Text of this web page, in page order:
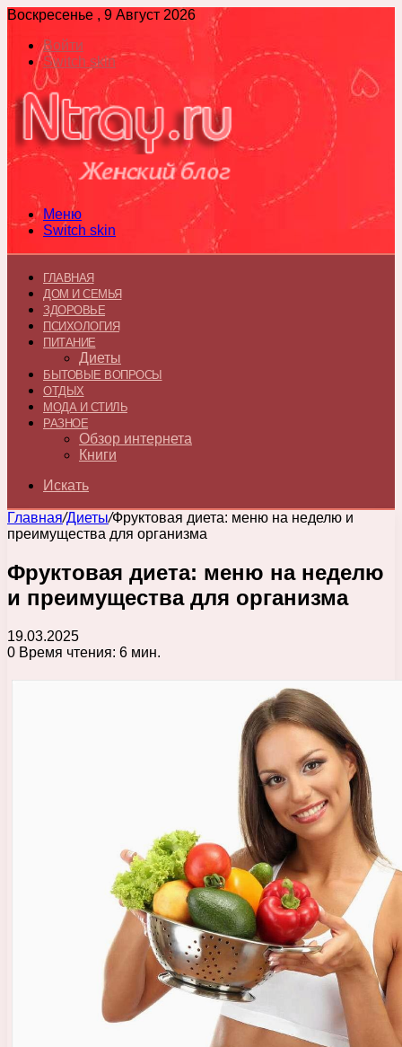
Воскресенье , 9 Август 2026
Войти
Switch skin
Меню
Switch skin
ГЛАВНАЯ
ДОМ И СЕМЬЯ
ЗДОРОВЬЕ
ПСИХОЛОГИЯ
ПИТАНИЕ
Диеты
БЫТОВЫЕ ВОПРОСЫ
ОТДЫХ
МОДА И СТИЛЬ
РАЗНОЕ
Обзор интернета
Книги
Искать
Главная/Диеты/Фруктовая диета: меню на неделю и
преимущества для организма
Фруктовая диета: меню на неделю
и преимущества для организма
19.03.2025
0 Время чтения: 6 мин.